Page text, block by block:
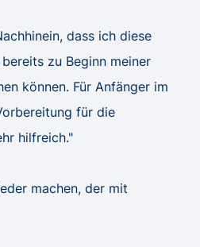
dass ich diese
zu Beginn meiner
können. Für Anfänger im
für die
hilfreich."
machen, der mit